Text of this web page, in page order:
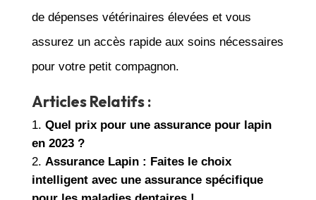
de dépenses vétérinaires élevées et vous
assurez un accès rapide aux soins nécessaires
pour votre petit compagnon.
Articles Relatifs :
Quel prix pour une assurance pour lapin
en 2023 ?
Assurance Lapin : Faites le choix
intelligent avec une assurance spécifique